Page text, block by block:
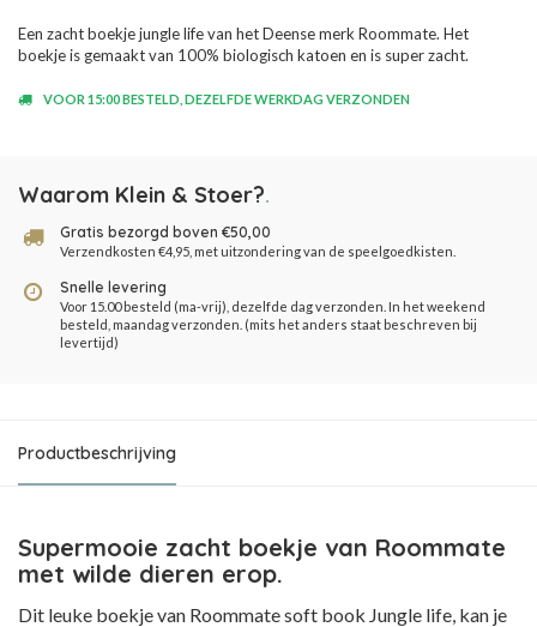
Een zacht boekje jungle life van het Deense merk Roommate. Het
boekje is gemaakt van 100% biologisch katoen en is super zacht.
VOOR 15:00 BESTELD, DEZELFDE WERKDAG VERZONDEN
Waarom Klein & Stoer?.
Gratis bezorgd boven €50,00
Verzendkosten €4,95, met uitzondering van de speelgoedkisten.
Snelle levering
Voor 15.00 besteld (ma-vrij), dezelfde dag verzonden. In het weekend
besteld, maandag verzonden. (mits het anders staat beschreven bij
levertijd)
Productbeschrijving
Supermooie zacht boekje van Roommate
met wilde dieren erop.
Dit leuke boekje van Roommate soft book Jungle life, kan je